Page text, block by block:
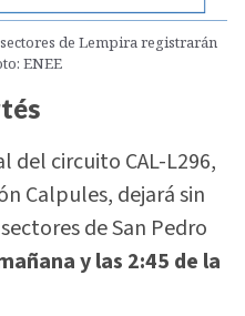
de Lempira registrarán
ENEE
circuito CAL-L296,
Calpules, dejará sin
de San Pedro
y las 2:45 de la